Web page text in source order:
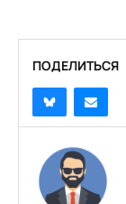
ПОДЕЛИТЬСЯ